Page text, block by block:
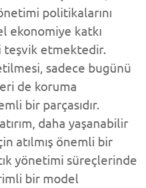
politikalarını
ekonomiye katkı
teşvik etmektedir.
sadece bugünü
de koruma
bir parçasıdır.
daha yaşanabilir
atılmış önemli bir
yönetimi süreçlerinde
bir model